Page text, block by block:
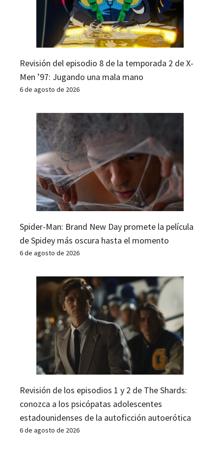
Revisión del episodio 8 de la temporada 2 de X-
Men ’97: Jugando una mala mano
6 de agosto de 2026
Spider-Man: Brand New Day promete la película
de Spidey más oscura hasta el momento
6 de agosto de 2026
Revisión de los episodios 1 y 2 de The Shards:
conozca a los psicópatas adolescentes
estadounidenses de la autoficción autoerótica
6 de agosto de 2026